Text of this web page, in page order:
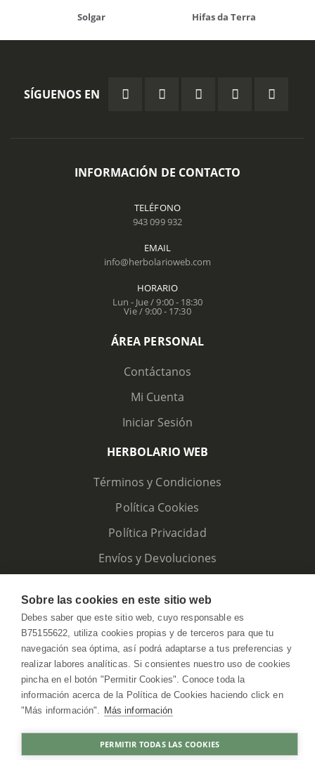
Solgar Hifas da Terra
SÍGUENOS EN
INFORMACIÓN DE CONTACTO
TELÉFONO
943 099 932
EMAIL
info@herbolarioweb.com
HORARIO
Lun - Jue / 9:00 - 18:30
Vie / 9:00 - 17:30
ÁREA PERSONAL
Contáctanos
Mi Cuenta
Iniciar Sesión
HERBOLARIO WEB
Términos y Condiciones
Política Cookies
Política Privacidad
Envíos y Devoluciones
HerbolarioWeb © 2026. All Rights Reserved
Sobre las cookies en este sitio web
Debes saber que este sitio web, cuyo responsable es
B75155622, utiliza cookies propias y de terceros para que tu
navegación sea óptima, así podrá adaptarse a tus preferencias y
realizar labores analíticas. Si consientes nuestro uso de cookies
pincha en el botón "Permitir Cookies". Conoce toda la
información acerca de la Política de Cookies haciendo click en
"Más información". Más información
PERMITIR TODAS LAS COOKIES